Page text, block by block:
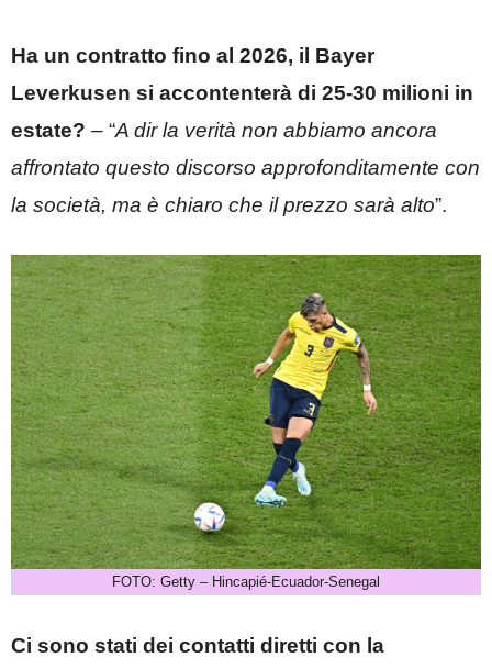
Ha un contratto fino al 2026, il Bayer
Leverkusen si accontenterà di 25-30 milioni in
estate? – “A dir la verità non abbiamo ancora
affrontato questo discorso approfonditamente con
la società, ma è chiaro che il prezzo sarà alto”.
FOTO: Getty – Hincapié-Ecuador-Senegal
Ci sono stati dei contatti diretti con la